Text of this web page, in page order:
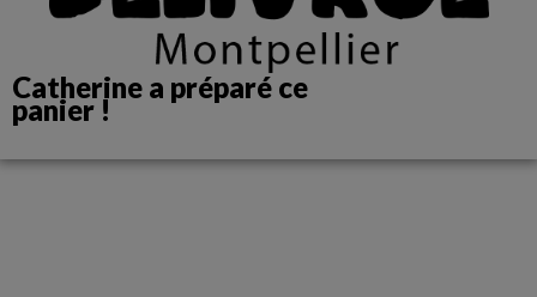
Catherine a préparé ce
panier !